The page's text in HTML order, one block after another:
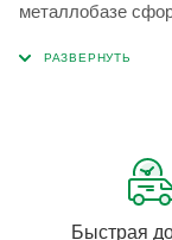
металлобазе
Быстрая